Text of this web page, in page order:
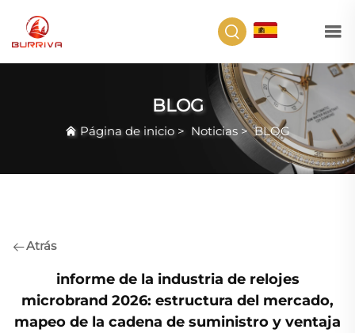
BLOG
Página de inicio > Noticias >BLOG
Atrás
informe de la industria de relojes
microbrand 2026: estructura del mercado,
mapeo de la cadena de suministro y ventaja